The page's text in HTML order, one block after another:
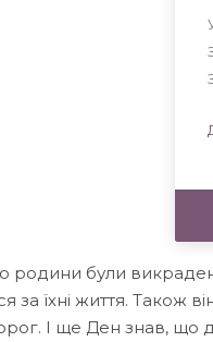
родини були
за їхні життя. Також
І ще Ден знав, що